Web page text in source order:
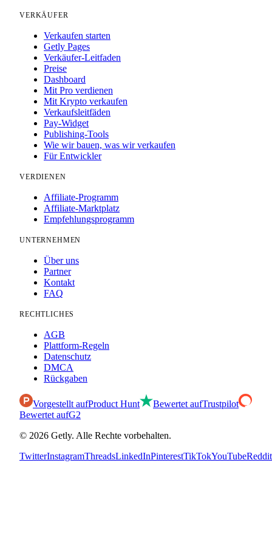
VERKÄUFER
Verkaufen starten
Getly Pages
Verkäufer-Leitfaden
Preise
Dashboard
Mit Pro verdienen
Mit Krypto verkaufen
Verkaufsleitfäden
Pay-Widget
Publishing-Tools
Wie wir bauen, was wir verkaufen
Für Entwickler
VERDIENEN
Affiliate-Programm
Affiliate-Marktplatz
Empfehlungsprogramm
UNTERNEHMEN
Über uns
Partner
Kontakt
FAQ
RECHTLICHES
AGB
Plattform-Regeln
Datenschutz
DMCA
Rückgaben
Vorgestellt aufProduct Hunt Bewertet aufTrustpilot
Bewertet aufG2
© 2026 Getly. Alle Rechte vorbehalten.
TwitterInstagramThreadsLinkedInPinterestTikTokYouTubeReddit